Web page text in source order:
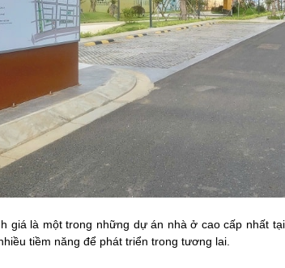
giá là một trong những dự án nhà ở cao cấp nhất
tiềm năng để phát triển trong tương lai.